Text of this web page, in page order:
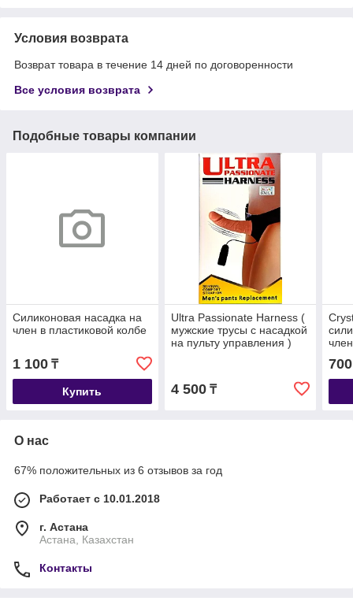
Условия возврата
Возврат товара в течение 14 дней по договоренности
Все условия возврата
Подобные товары компании
Силиконовая насадка на
член в пластиковой колбе
1 100 ₸
Купить
Ultra Passionate Harness (
мужские трусы с насадкой
на пульту управления )
4 500₸
700
О нас
67% положительных из 6 отзывов за год
Работает с 10.01.2018
г. Астана
Астана, Казахстан
Контакты